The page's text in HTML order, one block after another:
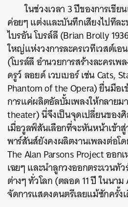
ในช่วงเวลา 3 ปีของการเขี
ค่อยๆ แต่งและบันทึกเสียงไปทีละ
ไบรอัน โบรล์ลี (Brian Brolly
ใหญ่แห่งวงการละครเวทีเวสต์เ
(โบรล์ลี อำนวยการสร้างละครเพ
ดรูว์ ลอยด์ เวบเบอร์ เช่น Cats,
Phantom of the Opera) ยื่นมือ
การแค่ผลิตอัลบั้มเพลงให้กลายม
theater) นี่จึงเป็นจุดเปลี่ยนของ
เมื่อวูลฟ์สันเลือกที่จะหันหน้าเข้า
พาร์สันส์ยังคงผลิตงานเพลงต่อโ
The Alan Parsons Project ออก
เฉยๆ และนำลูกวงออกตระเวนทั
ต่างๆ ทั่วโลก (ตลอด 11 ปี ในนาม
จัดการแสดงดนตรีเลยแม้ซักครั้ง